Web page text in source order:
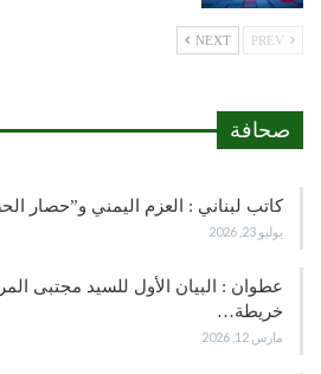
NEXT
صحافة
كاتب لبناني : العزم اليمني و”حصار
يوليو 23, 2026
عطوان : البيان الأول للسيد مجتبى
خريطة…
مارس 12, 2026